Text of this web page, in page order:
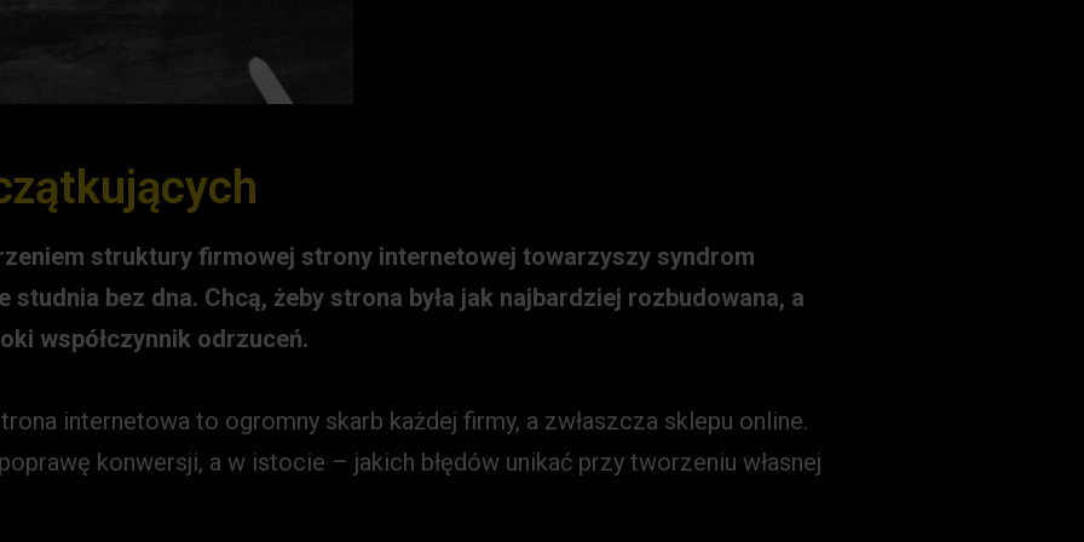
struktury firmowej strony internetowej towarzyszy syndrom
bez dna. Chcą, żeby strona była jak najbardziej rozbudowana, a
współczynnik odrzuceń.
internetowa to ogromny skarb każdej firmy, a zwłaszcza sklepu online.
konwersji, a w istocie – jakich błędów unikać przy tworzeniu własnej